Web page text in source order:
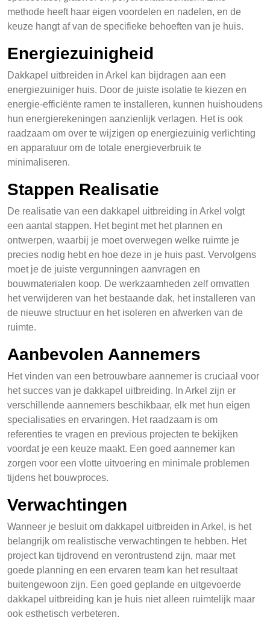
methode heeft haar eigen voordelen en nadelen, en de
keuze hangt af van de specifieke behoeften van je huis.
Energiezuinigheid
Dakkapel uitbreiden in Arkel kan bijdragen aan een
energiezuiniger huis. Door de juiste isolatie te kiezen en
energie-efficiënte ramen te installeren, kunnen huishoudens
hun energierekeningen aanzienlijk verlagen. Het is ook
raadzaam om over te wijzigen op energiezuinig verlichting
en apparatuur om de totale energieverbruik te
minimaliseren.
Stappen Realisatie
De realisatie van een dakkapel uitbreiding in Arkel volgt
een aantal stappen. Het begint met het plannen en
ontwerpen, waarbij je moet overwegen welke ruimte je
precies nodig hebt en hoe deze in je huis past. Vervolgens
moet je de juiste vergunningen aanvragen en
bouwmaterialen koop. De werkzaamheden zelf omvatten
het verwijderen van het bestaande dak, het installeren van
de nieuwe structuur en het isoleren en afwerken van de
ruimte.
Aanbevolen Aannemers
Het vinden van een betrouwbare aannemer is cruciaal voor
het succes van je dakkapel uitbreiding. In Arkel zijn er
verschillende aannemers beschikbaar, elk met hun eigen
specialisaties en ervaringen. Het raadzaam is om
referenties te vragen en previous projecten te bekijken
voordat je een keuze maakt. Een goed aannemer kan
zorgen voor een vlotte uitvoering en minimale problemen
tijdens het bouwproces.
Verwachtingen
Wanneer je besluit om dakkapel uitbreiden in Arkel, is het
belangrijk om realistische verwachtingen te hebben. Het
project kan tijdrovend en verontrustend zijn, maar met
goede planning en een ervaren team kan het resultaat
buitengewoon zijn. Een goed geplande en uitgevoerde
dakkapel uitbreiding kan je huis niet alleen ruimtelijk maar
ook esthetisch verbeteren.